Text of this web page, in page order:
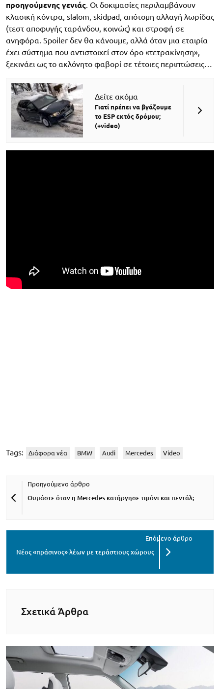
προηγούμενης γενιάς. Οι δοκιμασίες περιλαμβάνουν
κλασική κόντρα, slalom, skidpad, απότομη αλλαγή λωρίδας
(τεστ αποφυγής ταράνδου, κοινώς) και στροφή σε
ανηφόρα. Spoiler δεν θα κάνουμε, αλλά όταν μια εταιρία
έχει σύστημα που αντιστοιχεί στον όρο «τετρακίνηση»,
ξεκινάει ως το ακλόνητο φαβορί σε τέτοιες περιπτώσεις…
Δείτε ακόμα
Γιατί πρέπει να βγάζουμε
το ESP εκτός δρόμου;
(+video)
Tags: Διάφορα νέα BMW Audi Mercedes Video
Θυμάστε όταν η Mercedes κατήργησε τιμόνι και πεντάλ;
Νέος «πράσινος» λέων με τεράστιους χώρους
Σχετικά Άρθρα